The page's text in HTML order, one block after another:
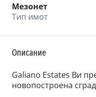
Мезонет
Тип имот
Описание
Galiano Estates Ви
новопостроена